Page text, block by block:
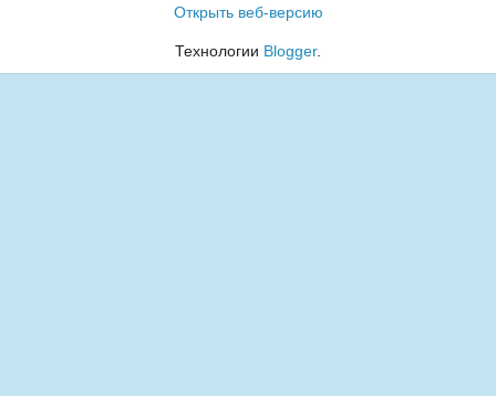
Открыть веб-версию
Технологии Blogger.